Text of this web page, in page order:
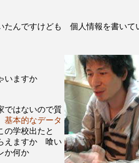
たんですけども 個人情報を書いて
いますか
ではないので質
基本的なデータ
学校出たと
えますか 喰い
か何か